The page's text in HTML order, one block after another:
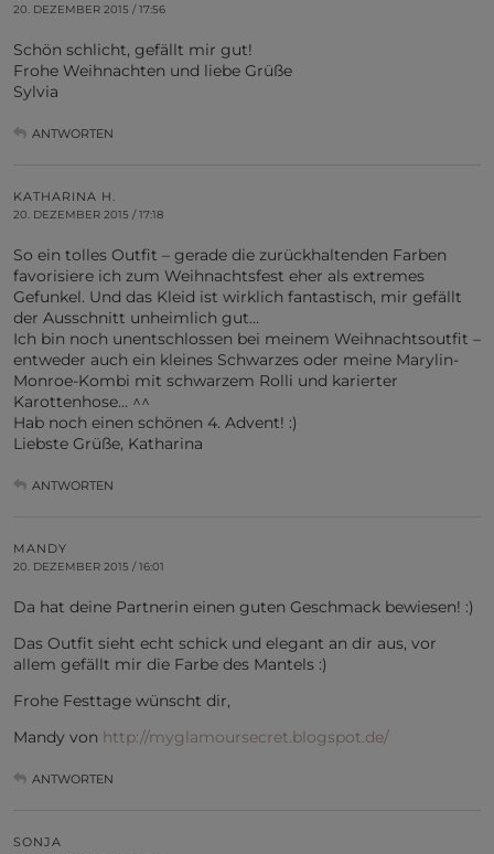
20. DEZEMBER 2015 / 17:56
Schön schlicht, gefällt mir gut!
Frohe Weihnachten und liebe Grüße
Sylvia
ANTWORTEN
KATHARINA H.
20. DEZEMBER 2015 / 17:18
So ein tolles Outfit – gerade die zurückhaltenden Farben
favorisiere ich zum Weihnachtsfest eher als extremes
Gefunkel. Und das Kleid ist wirklich fantastisch, mir gefällt
der Ausschnitt unheimlich gut…
Ich bin noch unentschlossen bei meinem Weihnachtsoutfit –
entweder auch ein kleines Schwarzes oder meine Marylin-
Monroe-Kombi mit schwarzem Rolli und karierter
Karottenhose… ^^
Hab noch einen schönen 4. Advent! :)
Liebste Grüße, Katharina
ANTWORTEN
MANDY
20. DEZEMBER 2015 / 16:01
Da hat deine Partnerin einen guten Geschmack bewiesen! :)
Das Outfit sieht echt schick und elegant an dir aus, vor
allem gefällt mir die Farbe des Mantels :)
Frohe Festtage wünscht dir,
Mandy von http://myglamoursecret.blogspot.de/
ANTWORTEN
SONJA